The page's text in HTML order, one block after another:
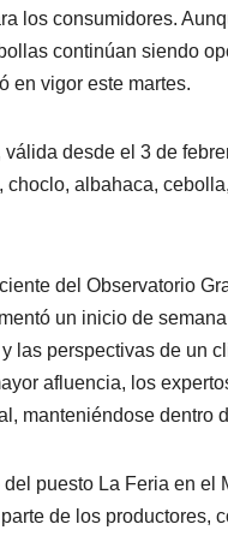
los consumidores.
continúan siendo
en vigor este martes.
desde el 3 de
choclo, albahaca,
del Observatorio
un inicio de
las perspectivas de un
afluencia, los
manteniéndose dentro
puesto La Feria en
de los productores,